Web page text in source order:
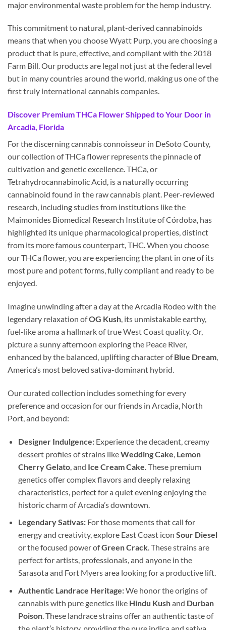
major environmental waste problem for the hemp industry.
This commitment to natural, plant-derived cannabinoids
means that when you choose Wyatt Purp, you are choosing a
product that is pure, effective, and compliant with the 2018
Farm Bill. Our products are legal not just at the federal level
but in many countries around the world, making us one of the
first truly international cannabis companies.
Discover Premium THCa Flower Shipped to Your Door in
Arcadia, Florida
For the discerning cannabis connoisseur in DeSoto County,
our collection of THCa flower represents the pinnacle of
cultivation and genetic excellence. THCa, or
Tetrahydrocannabinolic Acid, is a naturally occurring
cannabinoid found in the raw cannabis plant. Peer-reviewed
research, including studies from institutions like the
Maimonides Biomedical Research Institute of Córdoba, has
highlighted its unique pharmacological properties, distinct
from its more famous counterpart, THC. When you choose
our THCa flower, you are experiencing the plant in one of its
most pure and potent forms, fully compliant and ready to be
enjoyed.
Imagine unwinding after a day at the Arcadia Rodeo with the
legendary relaxation ofOG Kush, its unmistakable earthy,
fuel-like aroma a hallmark of true West Coast quality. Or,
picture a sunny afternoon exploring the Peace River,
enhanced by the balanced, uplifting character ofBlue Dream,
America’s most beloved sativa-dominant hybrid.
Our curated collection includes something for every
preference and occasion for our friends in Arcadia, North
Port, and beyond:
Designer Indulgence:Experience the decadent, creamy
dessert profiles of strains likeWedding Cake Lemon
Cherry Gelato, and Ice Cream Cake . These premium
genetics offer complex flavors and deeply relaxing
characteristics, perfect for a quiet evening enjoying the
historic charm of Arcadia’s downtown.
Legendary Sativas:For those moments that call for
energy and creativity, explore East Coast icon Sour Diesel
or the focused power ofGreen Crack. These strains are
perfect for artists, professionals, and anyone in the
Sarasota and Fort Myers area looking for a productive lift.
Authentic Landrace Heritage:We honor the origins of
cannabis with pure genetics like Hindu Kushand Durban
Poison. These landrace strains offer an authentic taste of